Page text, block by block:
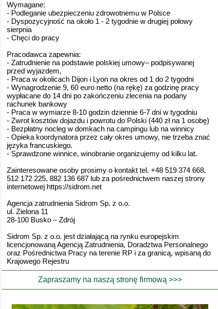
Wymagane:
- Podleganie ubezpieczeniu zdrowotnemu w Polsce
- Dyspozycyjność na około 1 - 2 tygodnie w drugiej połowy
sierpnia
- Chęci do pracy
Pracodawca zapewnia:
- Zatrudnienie na podstawie polskiej umowy– podpisywanej
przed wyjazdem,
- Praca w okolicach Dijon i Lyon na okres od 1 do 2 tygodni
- Wynagrodzenie 9, 60 euro netto (na rękę) za godzinę pracy
wypłacane do 14 dni po zakończeniu zlecenia na podany
rachunek bankowy
- Praca w wymiarze 8-10 godzin dziennie 6-7 dni w tygodniu
- Zwrot kosztów dojazdu i powrotu do Polski (440 zł na 1 osobę)
- Bezpłatny nocleg w domkach na campingu lub na winnicy
- Opieka koordynatora przez cały okres umowy, nie trzeba znać
języka francuskiego.
- Sprawdzone winnice, winobranie organizujemy od kilku lat.
Zainteresowane osoby prosimy o kontakt tel. +48 519 374 668,
512 172 225, 882 136 687 lub za pośrednictwem naszej strony
internetowej https://sidrom.net
Agencja zatrudnienia Sidrom Sp. z o.o.
ul. Zielona 11
28-100 Busko – Zdrój
Sidrom Sp. z o.o. jest działającą na rynku europejskim
licencjonowaną Agencją Zatrudnienia, Doradztwa Personalnego
oraz Pośrednictwa Pracy na terenie RP i za granicą, wpisaną do
Krajowego Rejestru
Zapraszamy na naszą stronę firmową >>>